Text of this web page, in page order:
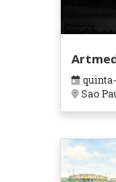
quinta-
Sao